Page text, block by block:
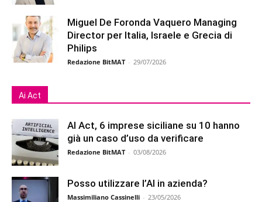
Miguel De Foronda Vaquero Managing
Director per Italia, Israele e Grecia di
Philips
Redazione BitMAT - 29/07/2026
Ai Act
AI Act, 6 imprese siciliane su 10 hanno
già un caso d’uso da verificare
Redazione BitMAT - 03/08/2026
Posso utilizzare l’AI in azienda?
Massimiliano Cassinelli - 23/05/2026